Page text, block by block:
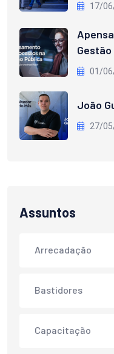
17/
01/
João
27/
Assuntos
Arrecadação
Bastidores
Capacitação